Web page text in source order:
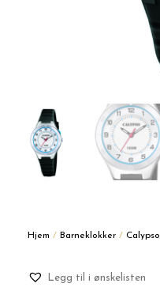
Hjem / Barneklokker / Calypso
Legg til i ønskelisten